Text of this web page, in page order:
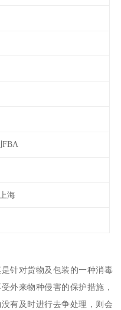
FBA
海
针对货物及包装的一种消毒
外来物种侵害的保护措施，
有及时进行去争处理，则会